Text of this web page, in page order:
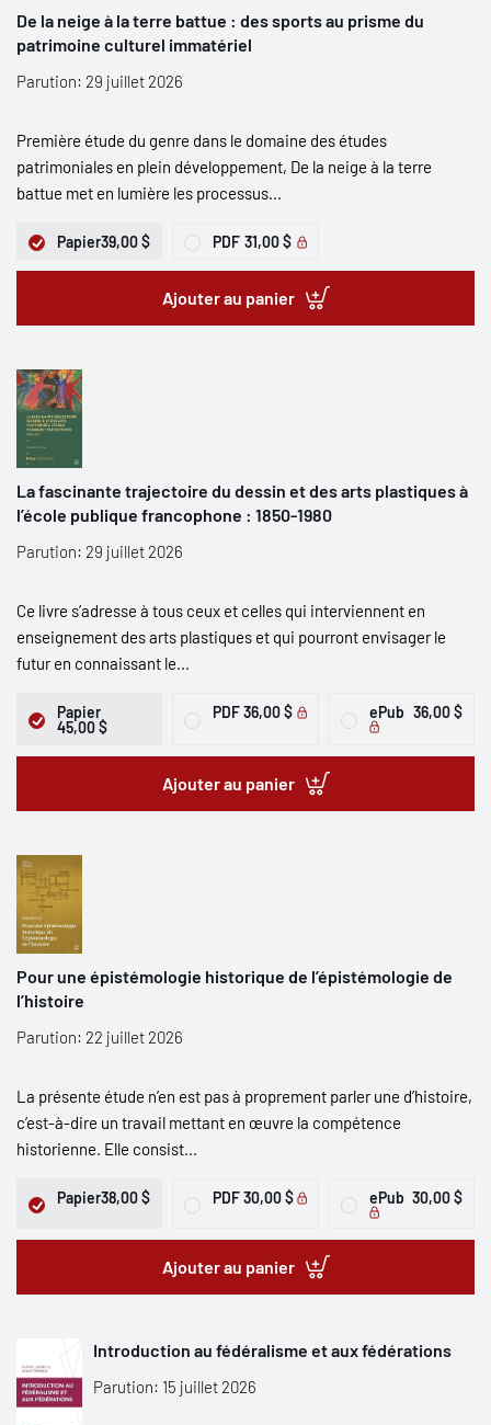
De la neige à la terre battue : des sports au prisme du
patrimoine culturel immatériel
Parution: 29 juillet 2026
Première étude du genre dans le domaine des études
patrimoniales en plein développement, De la neige à la terre
battue met en lumière les processus...
Papier39,00 $ PDF 31,00 $
Ajouter au panier
La fascinante trajectoire du dessin et des arts plastiques à
l’école publique francophone : 1850-1980
Parution: 29 juillet 2026
Ce livre s’adresse à tous ceux et celles qui interviennent en
enseignement des arts plastiques et qui pourront envisager le
futur en connaissant le...
Papier
45,00 $
PDF 36,00 $ ePub 36,00 $
Ajouter au panier
Pour une épistémologie historique de l’épistémologie de
l’histoire
Parution: 22 juillet 2026
La présente étude n’en est pas à proprement parler une d’histoire,
c’est-à-dire un travail mettant en œuvre la compétence
historienne. Elle consist...
Papier38,00 $ PDF30,00 $ ePub 30,00 $
Ajouter au panier
Introduction au fédéralisme et aux fédérations
Parution: 15 juillet 2026